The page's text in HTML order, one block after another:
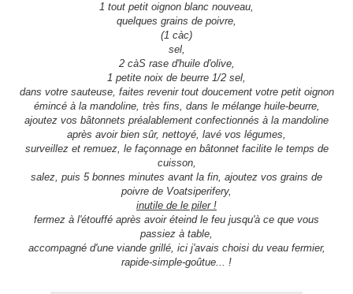
1 tout petit oignon blanc nouveau,
quelques grains de poivre,
(1 càc)
sel,
2 càS rase d'huile d'olive,
1 petite noix de beurre 1/2 sel,
dans votre sauteuse, faites revenir tout doucement votre petit oignon
émincé à la mandoline, très fins, dans le mélange huile-beurre,
ajoutez vos bâtonnets préalablement confectionnés à la mandoline
après avoir bien sûr, nettoyé, lavé vos légumes,
surveillez et remuez, le façonnage en bâtonnet facilite le temps de
cuisson,
salez, puis 5 bonnes minutes avant la fin, ajoutez vos grains de
poivre de Voatsiperifery,
inutile de le piler !
fermez à l'étouffé après avoir éteind le feu jusqu'à ce que vous
passiez à table,
accompagné d'une viande grillé, ici j'avais choisi du veau fermier,
rapide-simple-goûtue... !